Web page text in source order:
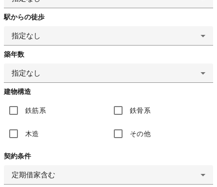
駅からの徒歩
指定なし
築年数
指定なし
建物構造
鉄筋系 鉄骨系
木造 その他
契約条件
定期借家含む